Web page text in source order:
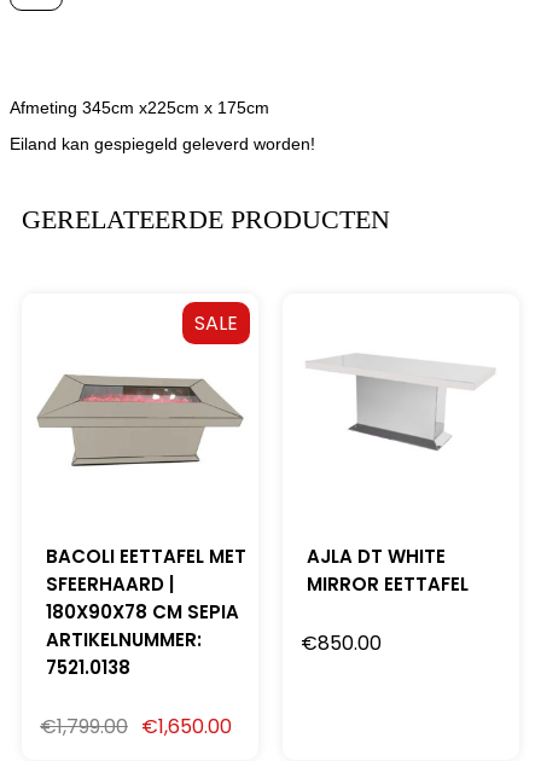
Afmeting 345cm x225cm x 175cm
Eiland kan gespiegeld geleverd worden!
GERELATEERDE PRODUCTEN
SALE
BACOLI EETTAFEL MET
SFEERHAARD |
180X90X78 CM SEPIA
ARTIKELNUMMER:
7521.0138
€1,799.00 €1,650.00
AJLA DT WHITE
MIRROR EETTAFEL
€850.00